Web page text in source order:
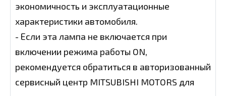
экономичность и эксплуатационные
характеристики автомобиля.
- Если эта лампа не включается при
включении режима работы ON,
рекомендуется обратиться в авторизованный
сервисный центр MITSUBISHI MOTORS для